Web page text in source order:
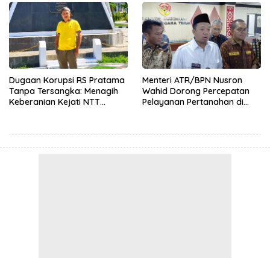
Dugaan Korupsi RS Pratama
Tanpa Tersangka: Menagih
Keberanian Kejati NTT
Menteri ATR/BPN Nusron
Wahid Dorong Percepatan
Pelayanan Pertanahan di